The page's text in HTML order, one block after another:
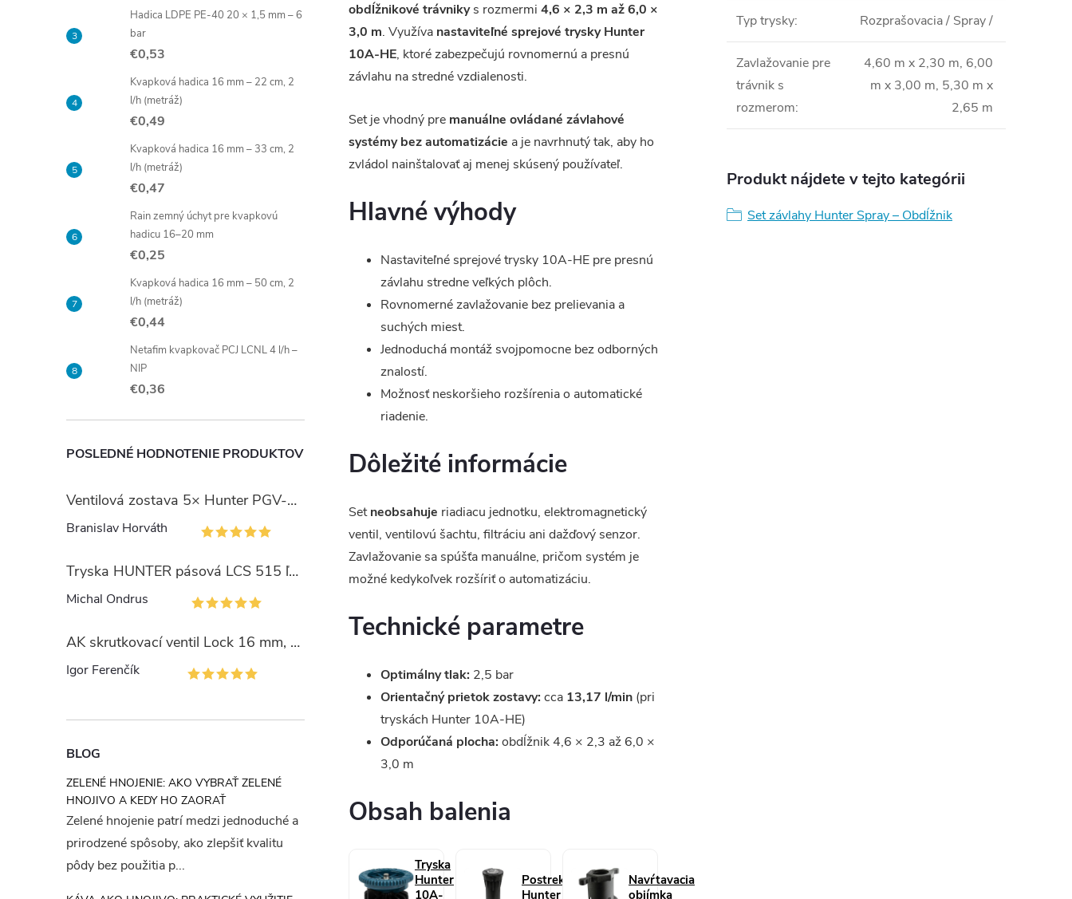
Hadica LDPE PE-40 20 × 1,5 mm – 6
bar
€0,53
Kvapková hadica 16 mm – 22 cm, 2
l/h (metráž)
€0,49
Kvapková hadica 16 mm – 33 cm, 2
l/h (metráž)
€0,47
Rain zemný úchyt pre kvapkovú
hadicu 16–20 mm
€0,25
Kvapková hadica 16 mm – 50 cm, 2
l/h (metráž)
€0,44
Netafim kvapkovač PCJ LCNL 4 l/h –
NIP
€0,36
POSLEDNÉ HODNOTENIE PRODUKTOV
Ventilová zostava 5× Hunter PGV-101 so šachtou Jumbo
Branislav Horváth
Tryska HUNTER pásová LCS 515 ľavý okraj
Michal Ondrus
AK skrutkovací ventil Lock 16 mm, PN4
Igor Ferenčík
BLOG
ZELENÉ HNOJENIE: AKO VYBRAŤ ZELENÉ
HNOJIVO A KEDY HO ZAORAŤ
Zelené hnojenie patrí medzi jednoduché a
prirodzené spôsoby, ako zlepšiť kvalitu
pôdy bez použitia p...
obdĺžnikové trávnikys rozmermi 4,6 × 2,3 m až 6,0 ×
3,0 m. Využíva nastaviteľné sprejové trysky Hunter
10A-HE, ktoré zabezpečujú rovnomernú a presnú
závlahu na stredné vzdialenosti.
Set je vhodný pre manuálne ovládané závlahové
systémy bez automatizácie a je navrhnutý tak, aby ho
zvládol nainštalovať aj menej skúsený používateľ.
Hlavné výhody
Nastaviteľné sprejové trysky 10A-HE pre presnú
závlahu stredne veľkých plôch.
Rovnomerné zavlažovanie bez prelievania a
suchých miest.
Jednoduchá montáž svojpomocne bez odborných
znalostí.
Možnosť neskoršieho rozšírenia o automatické
riadenie.
Dôležité informácie
Setneobsahuje riadiacu jednotku, elektromagnetický
ventil, ventilovú šachtu, filtráciu ani dažďový senzor.
Zavlažovanie sa spúšťa manuálne, pričom systém je
možné kedykoľvek rozšíriť o automatizáciu.
Technické parametre
Optimálny tlak: 2,5 bar
Orientačný prietok zostavy: cca 13,17 l/min (pri
tryskách Hunter 10A-HE)
Odporúčaná plocha: obdĺžnik 4,6 × 2,3 až 6,0 ×
3,0 m
Obsah balenia
Tryska
Hunter
10A-
Postrekovač
Hunter Pro-
Navŕtavacia
objímka
Typ trysky: Rozprašovacia / Spray /
Zavlažovanie pre
trávnik s
rozmerom:
4,60 m x 2,30 m, 6,00
m x 3,00 m, 5,30 m x
2,65 m
Produkt nájdete v tejto kategórii
Set závlahy Hunter Spray – Obdĺžnik